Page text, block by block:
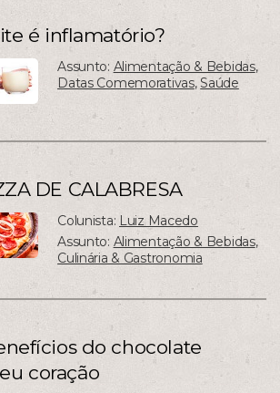
é inflamatório?
Assunto: Alimentação & Bebidas,
Datas Comemorativas,Saúde
DE CALABRESA
Colunista: Luiz Macedo
Assunto: Alimentação & Bebidas,
Culinária & Gastronomia
do chocolate
coração